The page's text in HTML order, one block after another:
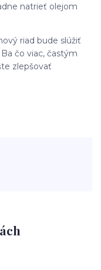
natrieť olejom
riad bude slúžiť
čo viac, častým
zlepšovať